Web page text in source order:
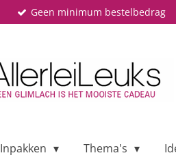
Geen minimum bestelbedrag
Inpakken Thema's